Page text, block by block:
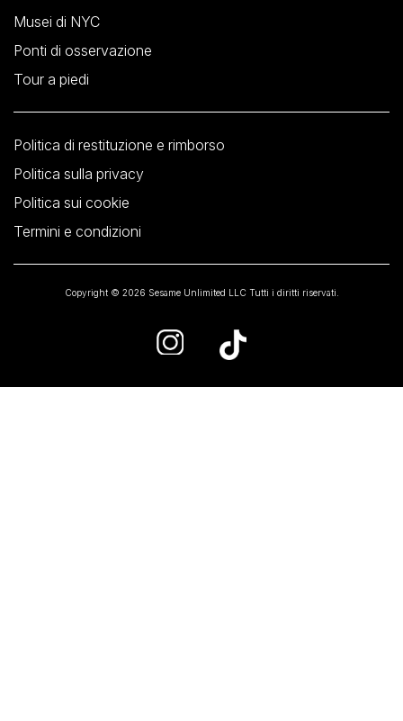
Musei di NYC
Ponti di osservazione
Tour a piedi
Politica di restituzione e rimborso
Politica sulla privacy
Politica sui cookie
Termini e condizioni
Copyright © 2026 Sesame Unlimited LLC Tutti i diritti riservati.